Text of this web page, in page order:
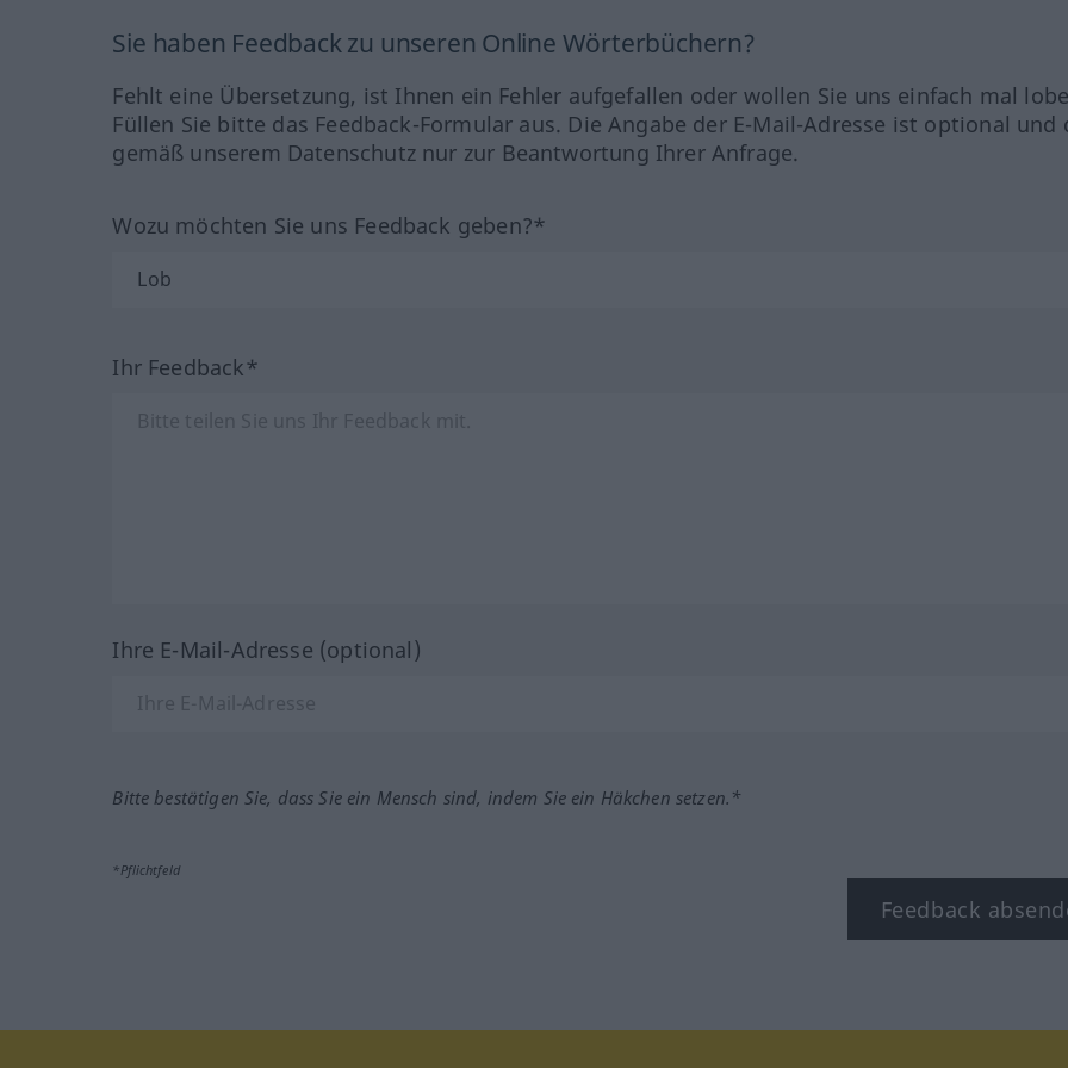
Sie haben Feedback zu unseren Online Wörterbüchern?
Fehlt eine Übersetzung, ist Ihnen ein Fehler aufgefallen oder wollen Sie uns einfach mal
Füllen Sie bitte das Feedback-Formular aus. Die Angabe der E-Mail-Adresse ist optional und
gemäß unserem Datenschutz nur zur Beantwortung Ihrer Anfrage.
Wozu möchten Sie uns Feedback geben?*
Ihr Feedback*
Ihre E-Mail-Adresse (optional)
Bitte bestätigen Sie, dass Sie ein Mensch sind, indem Sie ein Häkchen setzen.*
*Pflichtfeld
Feedback